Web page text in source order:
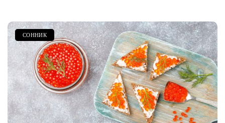
СОННИК